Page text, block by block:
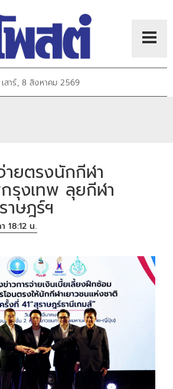
เสาร์, 8 สิงหาคม 2569
ายตรงนักกีฬา
รุงเทพ ลุยกีฬา
าษฎร์ฯ
18:12 น.